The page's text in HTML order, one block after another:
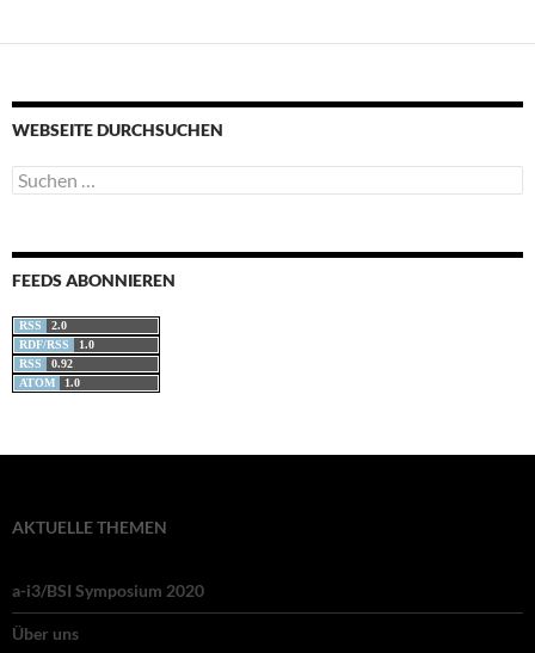
WEBSEITE DURCHSUCHEN
Suchen
nach:
FEEDS ABONNIEREN
RSS
2.0
RDF/RSS
1.0
RSS
0.92
ATOM
1.0
AKTUELLE THEMEN
a-i3/BSI Symposium 2020
Über uns